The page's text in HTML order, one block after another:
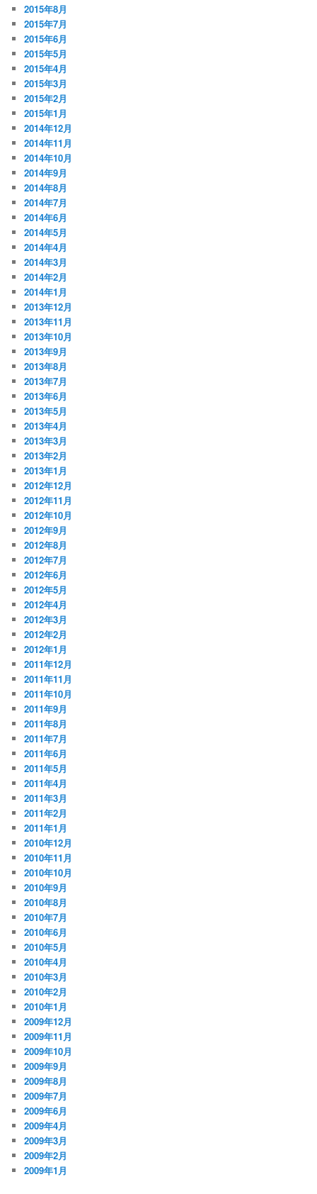
2015年8月
2015年7月
2015年6月
2015年5月
2015年4月
2015年3月
2015年2月
2015年1月
2014年12月
2014年11月
2014年10月
2014年9月
2014年8月
2014年7月
2014年6月
2014年5月
2014年4月
2014年3月
2014年2月
2014年1月
2013年12月
2013年11月
2013年10月
2013年9月
2013年8月
2013年7月
2013年6月
2013年5月
2013年4月
2013年3月
2013年2月
2013年1月
2012年12月
2012年11月
2012年10月
2012年9月
2012年8月
2012年7月
2012年6月
2012年5月
2012年4月
2012年3月
2012年2月
2012年1月
2011年12月
2011年11月
2011年10月
2011年9月
2011年8月
2011年7月
2011年6月
2011年5月
2011年4月
2011年3月
2011年2月
2011年1月
2010年12月
2010年11月
2010年10月
2010年9月
2010年8月
2010年7月
2010年6月
2010年5月
2010年4月
2010年3月
2010年2月
2010年1月
2009年12月
2009年11月
2009年10月
2009年9月
2009年8月
2009年7月
2009年6月
2009年4月
2009年3月
2009年2月
2009年1月